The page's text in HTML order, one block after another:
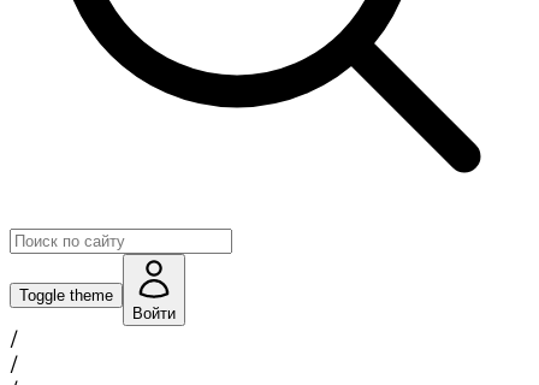
Toggle theme
Войти
/
/